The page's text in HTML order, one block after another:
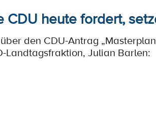
CDU heute fordert,
den CDU-Antrag
Landtagsfraktion, Julian Barlen: